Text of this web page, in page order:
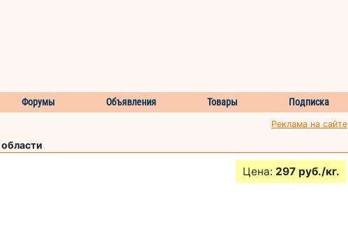
Форумы Объявления Товары Подписка
Реклама на сайте
Цена: 297 руб./кг.